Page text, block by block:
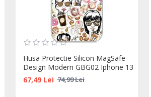
Husa Protectie Silicon MagSafe
Design Modern GBG02 Iphone 13
67,49 Lei 74,99 Lei